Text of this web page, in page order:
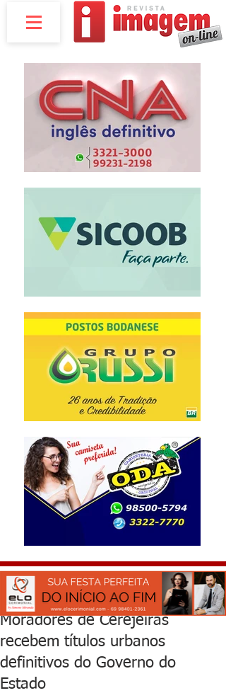
Moradores de Cerejeiras
recebem títulos urbanos
definitivos do Governo do
Estado